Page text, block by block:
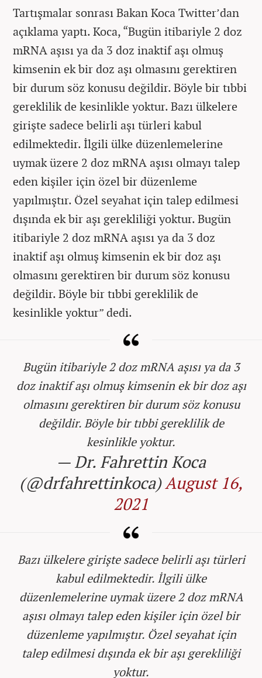
Tartışmalar sonrası Bakan Koca Twitter’dan
açıklama yaptı. Koca, “Bugün itibariyle 2 doz
mRNA aşısı ya da 3 doz inaktif aşı olmuş
kimsenin ek bir doz aşı olmasını gerektiren
bir durum söz konusu değildir. Böyle bir tıbbi
gereklilik de kesinlikle yoktur. Bazı ülkelere
girişte sadece belirli aşı türleri kabul
edilmektedir. İlgili ülke düzenlemelerine
uymak üzere 2 doz mRNA aşısı olmayı talep
eden kişiler için özel bir düzenleme
yapılmıştır. Özel seyahat için talep edilmesi
dışında ek bir aşı gerekliliği yoktur. Bugün
itibariyle 2 doz mRNA aşısı ya da 3 doz
inaktif aşı olmuş kimsenin ek bir doz aşı
olmasını gerektiren bir durum söz konusu
değildir. Böyle bir tıbbi gereklilik de
kesinlikle yoktur” dedi.
Bugün itibariyle 2 doz mRNA aşısı ya da 3
doz inaktif aşı olmuş kimsenin ek bir doz aşı
olmasını gerektiren bir durum söz konusu
değildir. Böyle bir tıbbi gereklilik de
kesinlikle yoktur.
— Dr. Fahrettin Koca
(@drfahrettinkoca)August 16,
2021
Bazı ülkelere girişte sadece belirli aşı türleri
kabul edilmektedir. İlgili ülke
düzenlemelerine uymak üzere 2 doz mRNA
aşısı olmayı talep eden kişiler için özel bir
düzenleme yapılmıştır. Özel seyahat için
talep edilmesi dışında ek bir aşı gerekliliği
yoktur.